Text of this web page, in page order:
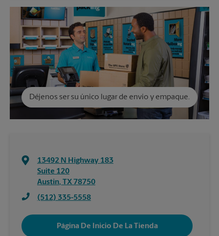
Déjenos ser su único lugar de envío y empaque.
13492 N Highway 183
Suite 120
Austin, TX 78750
(512) 335-5558
Página De Inicio De La Tienda